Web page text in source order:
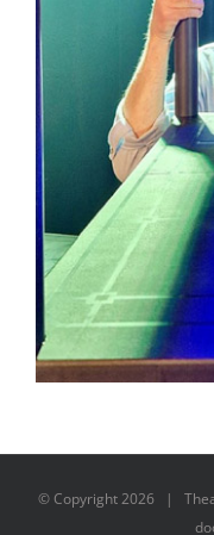
© Copyright2026 |